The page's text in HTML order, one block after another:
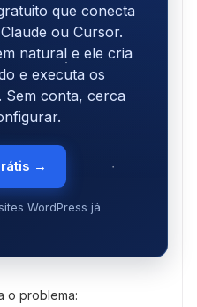
que conecta
ou Cursor.
natural e ele cria
e executa os
Sem conta, cerca
→
WordPress já
o problema: